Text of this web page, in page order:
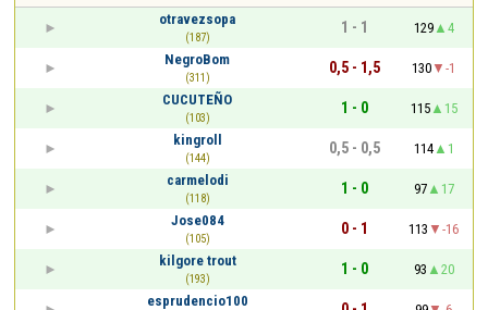
otravezsopa
(187)
1 - 1 129
4
NegroBom
(311)
0,5 - 1,5 130
-1
CUCUTEÑO
(103)
1 - 0 115
15
kingroll
(144)
0,5 - 0,5 114
1
carmelodi
(118)
1 - 0 97
17
Jose084
(105)
0 - 1 113
-16
kilgore trout
(193)
1 - 0 93
20
esprudencio100